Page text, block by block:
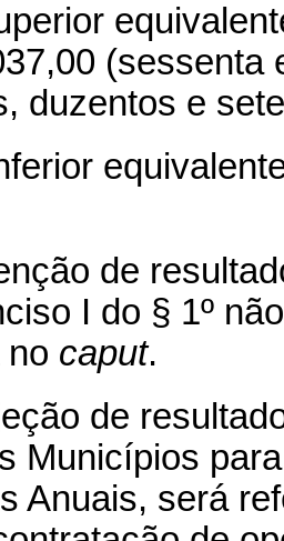
(sessenta
duzentos e
de
I do § 1º
no caput.
de
Municípios
Anuais, será